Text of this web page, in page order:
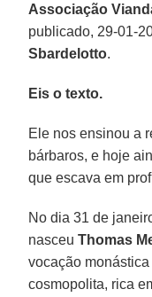
Associação
publicado, 29-01-
Sbardelotto.
Eis o texto.
Ele nos ensinou a
bárbaros, e hoje
que escava em
No dia 31 de
nasceuThomas
vocação
cosmopolita, rica